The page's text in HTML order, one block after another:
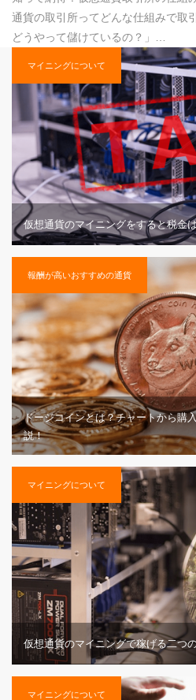
通貨の取引所ってどんな仕組みで取
どうやって儲けているの？」…
マイニングについて
仮想通貨のマイニングをすると税金
報酬が高いおすすめの通貨
ドージコインとは？チャートから購
説！
マイニングについて
仮想通貨のマイニングで稼げる二つ
マイニングについて